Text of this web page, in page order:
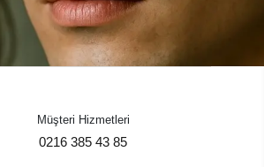
Müşteri Hizmetleri
0216 385 43 85